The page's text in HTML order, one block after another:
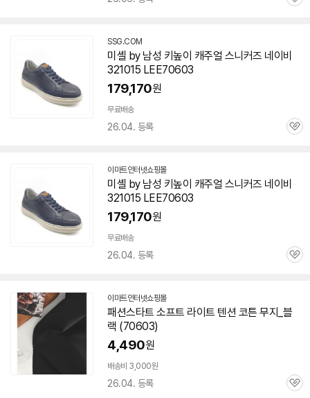
관
SSG.COM
미셸 by 남성 키높이 캐주얼 스니커즈 네이비
321015 LEE70603
179,170원
무료배송
26.04. 등록
관
이마트인터넷쇼핑몰
미셸 by 남성 키높이 캐주얼 스니커즈 네이비
321015 LEE70603
179,170원
무료배송
26.04. 등록
관
이마트인터넷쇼핑몰
패션스타트 소프트 라이트 텐션 코튼 무지_블
랙 (70603)
4,490원
배송비 3,000원
26.04. 등록
관